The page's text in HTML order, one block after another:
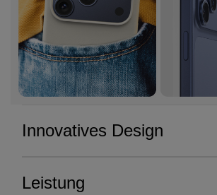
Innovatives Design
Leistung